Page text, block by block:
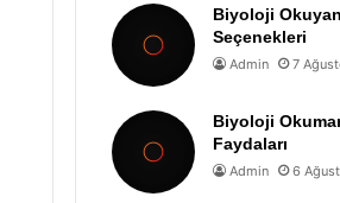
Biyoloji
Seçenekleri
Admin 7
Biyoloji
Faydaları
Admin 6